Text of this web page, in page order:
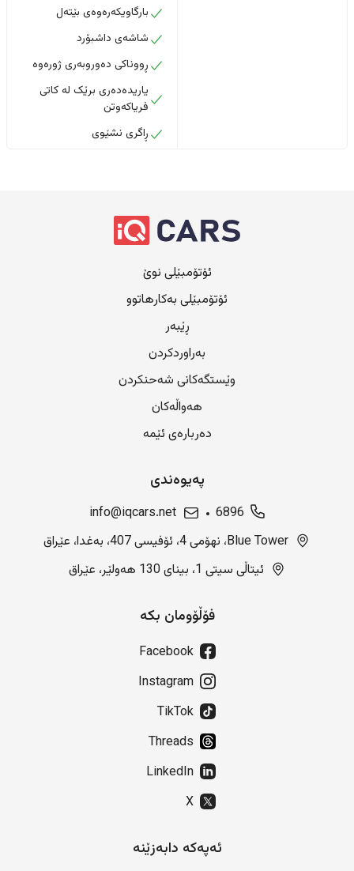
بارگاویکەرەوەی بێتەل
شاشەی داشبۆرد
ڕووناکی دەوروبەری ژورەوە
یاریدەدەری برێک لە کاتی
فریاکەوتن
ڕاگری نشێوی
ئۆتۆمبێلی نوێ
ئۆتۆمبێلی بەکارهاتوو
ڕێبەر
بەراوردکردن
وێستگەکانی شەحنکردن
هەواڵەکان
دەربارەی ئێمە
پەیوەندی
6896
info@iqcars.net
Blue Tower، نهۆمی 4، ئۆفیسی 407، بەغدا، عێراق
ئیتاڵی سیتی 1، بینای 130 هەولێر، عێراق
فۆڵۆومان بکە
Facebook
Instagram
TikTok
Threads
LinkedIn
X
ئەپەکە دابەزێنە